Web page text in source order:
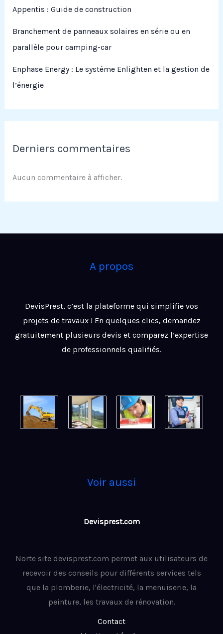
Appentis : Guide de construction
Branchement de panneaux solaires en série ou en
parallèle pour camping-car
Enphase Energy : Le système Enlighten et la gestion de
l’énergie
Derniers commentaires
Aucun commentaire à afficher.
A propos
DevisPrest, c’est la plateforme qui simplifie vos
projets de travaux ! En quelques clics, demandez
gratuitement plusieurs devis et comparez l’expertise
de professionnels qualifiés.
Voir aussi
Devisprest.com
Norte site devisprest.com permet aux utilisateurs de
recevoir des conseils pour différents services tels
que la plomberie, l'électricité, la menuiserie, la
peinture, les travaux de rénovation.
Contact